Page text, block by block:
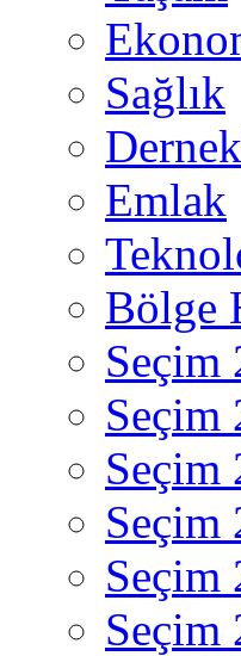
Sağlık
Emlak
Bölge
Seçim
Seçim
Seçim
Seçim
Seçim
Seçim